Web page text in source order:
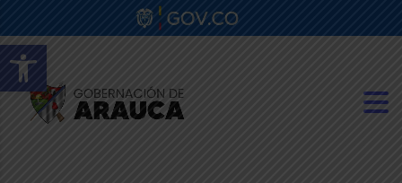
Abrir barra de herramientas